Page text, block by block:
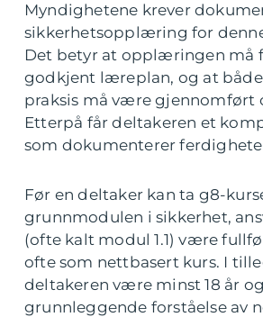
Myndighetene krever
sikkerhetsopplæring for
Det betyr at opplæringen må
godkjent læreplan, og at
praksis må være gjennomført
Etterpå får deltakeren et
som dokumenterer
Før en deltaker kan ta g8-
grunnmodulen i sikkerhet,
(ofte kalt modul 1.1) være
ofte som nettbasert kurs. I
deltakeren være minst 18 år
grunnleggende forståelse av